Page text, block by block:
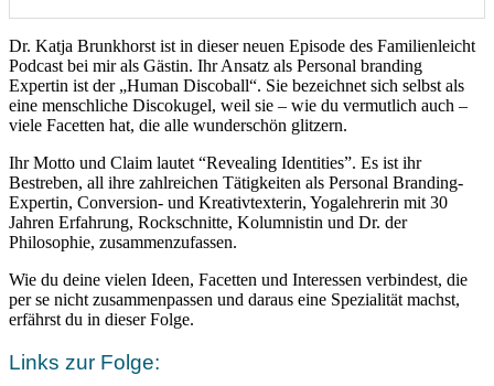
Dr. Katja Brunkhorst ist in dieser neuen Episode des Familienleicht
Podcast bei mir als Gästin. Ihr Ansatz als Personal branding
Expertin ist der „Human Discoball“. Sie bezeichnet sich selbst als
eine menschliche Discokugel, weil sie – wie du vermutlich auch –
viele Facetten hat, die alle wunderschön glitzern.
Ihr Motto und Claim lautet “Revealing Identities”. Es ist ihr
Bestreben, all ihre zahlreichen Tätigkeiten als Personal Branding-
Expertin, Conversion- und Kreativtexterin, Yogalehrerin mit 30
Jahren Erfahrung, Rockschnitte, Kolumnistin und Dr. der
Philosophie, zusammenzufassen.
Wie du deine vielen Ideen, Facetten und Interessen verbindest, die
per se nicht zusammenpassen und daraus eine Spezialität machst,
erfährst du in dieser Folge.
Links zur Folge: